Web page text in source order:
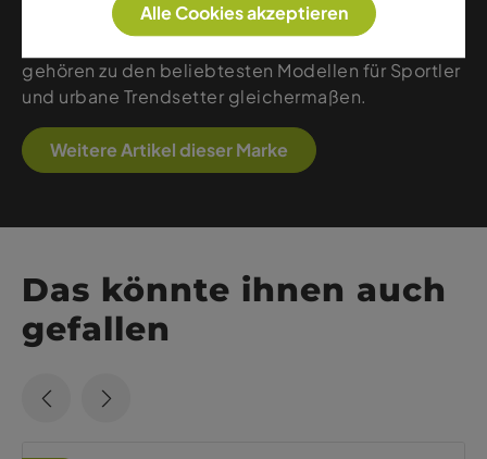
oder Alltag – On Schuhe bieten eine Mischung aus
Komfort, Stabilität und reaktiver Performance und
gehören zu den beliebtesten Modellen für Sportler
und urbane Trendsetter gleichermaßen.
Weitere Artikel dieser Marke
Das könnte ihnen auch
gefallen
Alle Cookies akzeptieren